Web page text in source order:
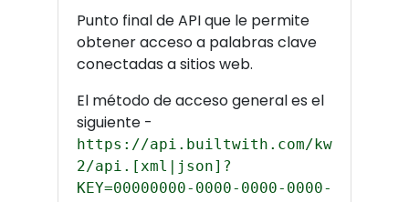
Punto final de API que le permite
obtener acceso a palabras clave
conectadas a sitios web.
El método de acceso general es el
siguiente -
https://api.builtwith.com/kw
2/api.[xml|json]?
KEY=00000000-0000-0000-0000-